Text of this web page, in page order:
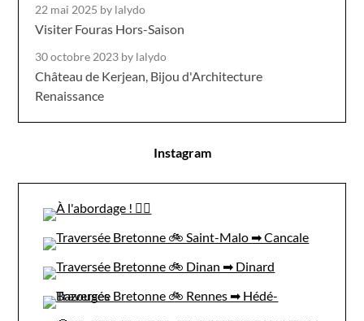
22 mai 2025 by lalydo
Visiter Fouras Hors-Saison
30 octobre 2023 by lalydo
Château de Kerjean, Bijou d'Architecture
Renaissance
Instagram